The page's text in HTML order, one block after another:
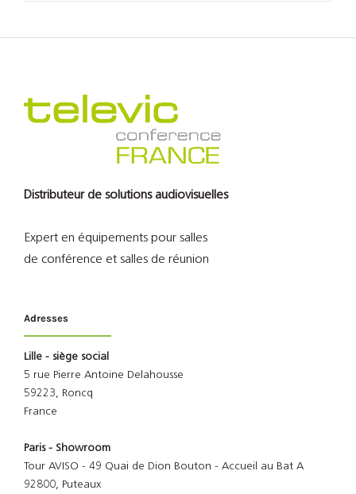
Distributeur de solutions audiovisuelles
Expert en équipements pour salles
de conférence et salles de réunion
Adresses
Lille - siège social
5 rue Pierre Antoine Delahousse
59223, Roncq
France
Paris - Showroom
Tour AVISO - 49 Quai de Dion Bouton - Accueil au Bat A
92800, Puteaux